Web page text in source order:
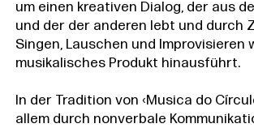
um einen kreativen Dialog, der aus
und der der anderen lebt und durch
Singen, Lauschen und Improvisieren
musikalisches Produkt hinausführt.
In der Tradition von ‹Musica do
allem durch nonverbale